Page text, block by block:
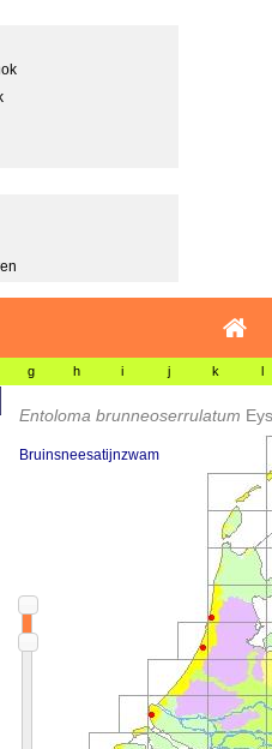
g h i j k l
Entoloma brunneoserrulatum
Bruinsneesatijnzwam